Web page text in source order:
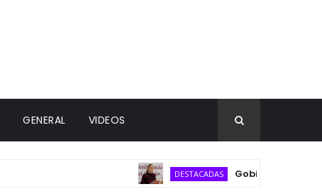
GENERAL VIDEOS
DESTACADAS Gobierno federal